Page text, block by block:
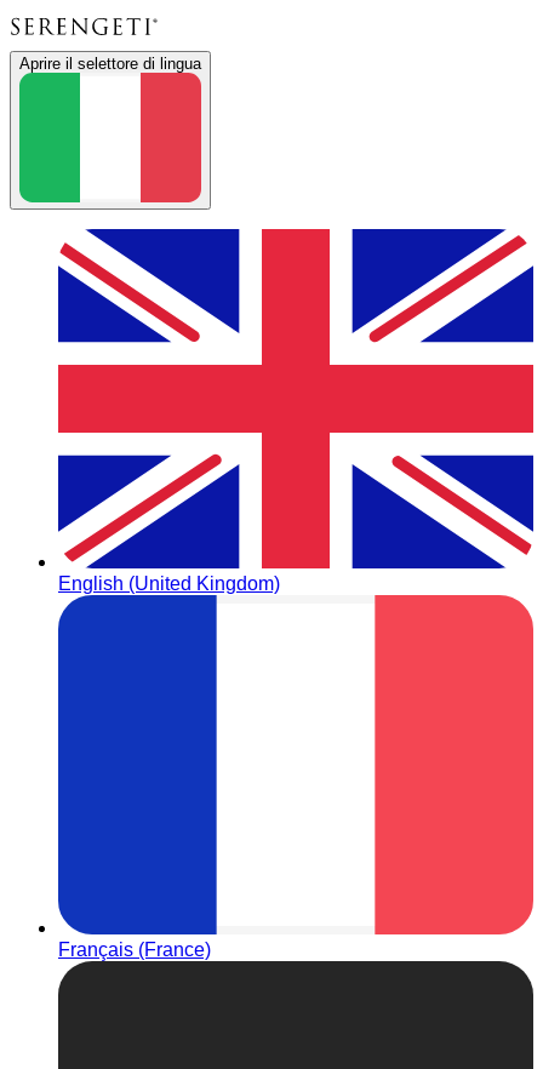
Aprire il selettore di lingua
English (United Kingdom)
Français (France)